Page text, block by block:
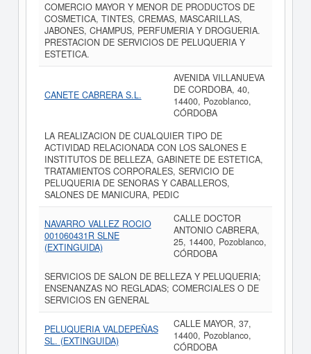
COMERCIO MAYOR Y MENOR DE PRODUCTOS DE
COSMETICA, TINTES, CREMAS, MASCARILLAS,
JABONES, CHAMPUS, PERFUMERIA Y DROGUERIA.
PRESTACION DE SERVICIOS DE PELUQUERIA Y
ESTETICA.
CANETE CABRERA S.L.
AVENIDA VILLANUEVA
DE CORDOBA, 40,
14400, Pozoblanco,
CÓRDOBA
LA REALIZACION DE CUALQUIER TIPO DE
ACTIVIDAD RELACIONADA CON LOS SALONES E
INSTITUTOS DE BELLEZA, GABINETE DE ESTETICA,
TRATAMIENTOS CORPORALES, SERVICIO DE
PELUQUERIA DE SENORAS Y CABALLEROS,
SALONES DE MANICURA, PEDIC
NAVARRO VALLEZ ROCIO
001060431R SLNE
(EXTINGUIDA)
CALLE DOCTOR
ANTONIO CABRERA,
25, 14400, Pozoblanco,
CÓRDOBA
SERVICIOS DE SALON DE BELLEZA Y PELUQUERIA;
ENSENANZAS NO REGLADAS; COMERCIALES O DE
SERVICIOS EN GENERAL
PELUQUERIA VALDEPEÑAS
SL. (EXTINGUIDA)
CALLE MAYOR, 37,
14400, Pozoblanco,
CÓRDOBA